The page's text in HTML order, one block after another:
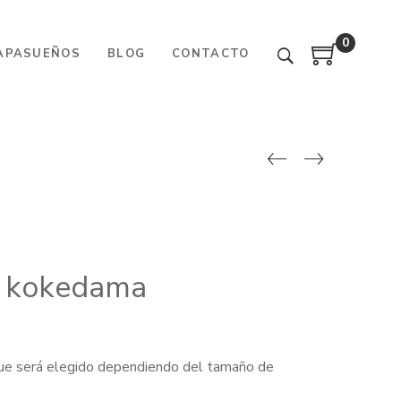
BLOG CONTACTO
0
será elegido dependiendo del tamaño de